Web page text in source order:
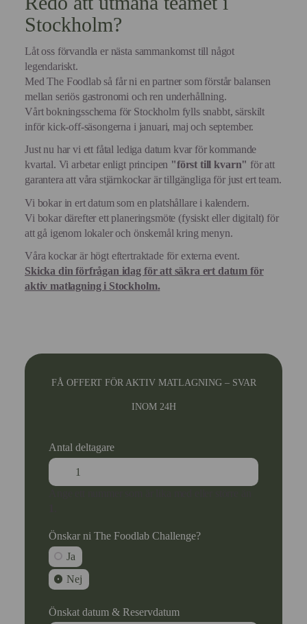
Stockholm?
Låt oss förvandla er nästa sammankomst till något
legendariskt.
Med The Foodlab så får ni en partner som förstår balansen
mellan seriös gastronomi och ren underhållning.
Vårt bokningsschema för Stockholm fylls snabbt, särskilt
inför kick-off-säsongerna i januari, maj och september.
Just nu har vi ett fåtal lediga datum kvar för kommande
kvartal. Vi arbetar enligt principen "först till kvarn" för att
garantera att våra stjärnkockar är tillgängliga för just ert team.
Vi bokar in ert datum som en platshållare i kalendern.
Vi bokar därefter ett planeringsmöte (fysiskt eller digitalt) för
att gå igenom lokaler och önskemål kring menyn.
Våra kockar är högt eftertraktade för externa event.
Skicka din förfrågan idag för att säkra ert datum för
aktiv matlagning i Stockholm.
FÅ OFFERT FÖR AKTIV MATLAGNING – SVAR
INOM 24H
Antal deltagare
Önskar ni The Foodlab Challenge?
Ja
Nej
Önskat datum & Reservdatum